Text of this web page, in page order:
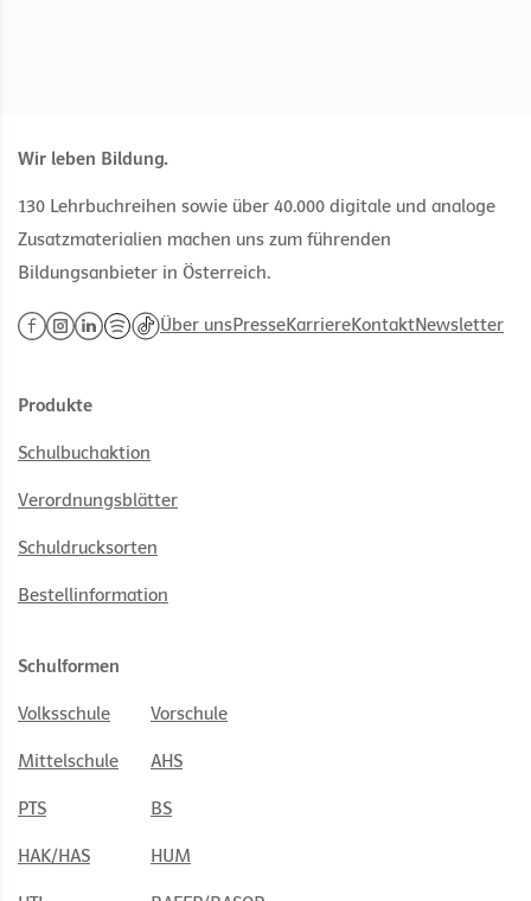
Wir leben Bildung.
130 Lehrbuchreihen sowie über 40.000 digitale und analoge
Zusatzmaterialien machen uns zum führenden
Bildungsanbieter in Österreich.
Über unsPresseKarriereKontaktNewsletter
Produkte
Schulbuchaktion
Verordnungsblätter
Schuldrucksorten
Bestellinformation
Schulformen
Volksschule Vorschule
Mittelschule AHS
PTS BS
HAK/HAS HUM